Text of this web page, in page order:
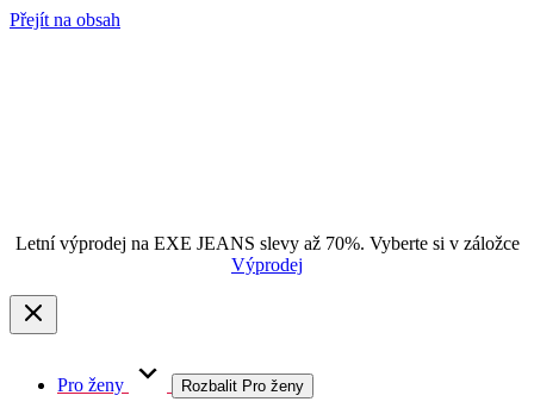
Přejít na obsah
Letní výprodej na EXE JEANS slevy až 70%. Vyberte si v záložce
Výprodej
Pro ženy Rozbalit Pro ženy